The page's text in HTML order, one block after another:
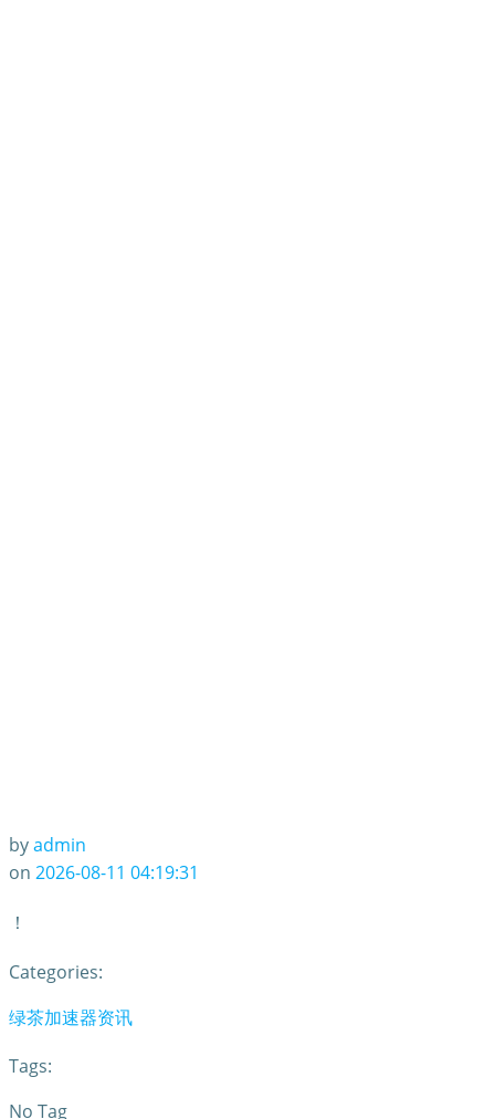
byadmin
on 2026-08-11 04:19:31
！
Categories:
绿茶加速器资讯
Tags:
No Tag